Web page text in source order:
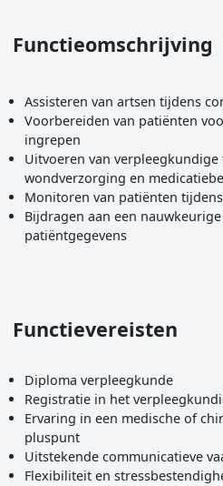
Functieomschrijving
Assisteren van artsen tijdens
Voorbereiden van patiënten
ingrepen
Uitvoeren van verpleegkundige
wondverzorging en
Monitoren van patiënten
Bijdragen aan een
patiëntgegevens
Functievereisten
Diploma verpleegkunde
Registratie in het
Ervaring in een medische of
pluspunt
Uitstekende communicatieve
Flexibiliteit en